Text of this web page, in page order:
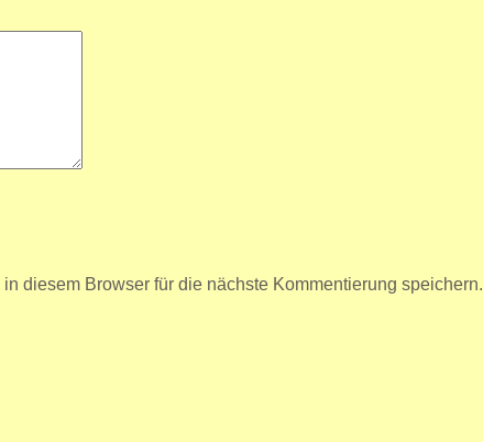
diesem Browser für die nächste Kommentierung speichern.